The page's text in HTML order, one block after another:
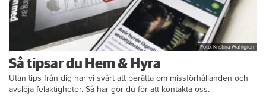
Foto: Kristina Wahlgren
Så tipsar du Hem & Hyra
Utan tips från dig har vi svårt att berätta om missförhållanden och
avslöja felaktigheter. Så här gör du för att kontakta oss.